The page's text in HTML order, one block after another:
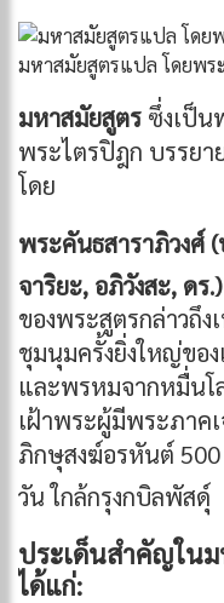
มหาสมัยสูตรแปล โดยพร
มหาสมัยสูตร ซึ่งเป็น
พระไตรปิฎก บรรยา
โดย
พระคันธสาราภิวงศ์
จาริยะ, อภิวังสะ, ดร.)
ของพระสูตรกล่าวถึง
ชุมนุมครั้งยิ่งใหญ่ขอ
และพรหมจากหมื่นโ
เฝ้าพระผู้มีพระภาค
ภิกษุสงฆ์อรหันต์
วัน ใกล้กรุงกบิลพัสดุ์
ประเด็นสำคัญใน
ได้แก่: